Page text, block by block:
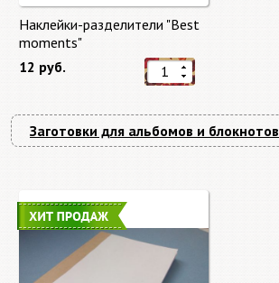
Наклейки-разделители "Best
moments"
12 руб.
Заготовки для альбомов и блокнотов